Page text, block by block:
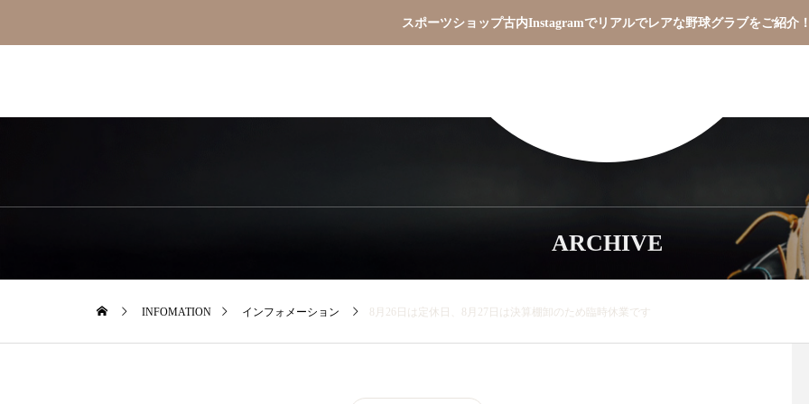
スポーツショップ古内Instagramでリアルでレアな野球グラブをご紹介
ARCHIVE
INFOMATION インフォメーション 8月26日は定休日、8月27日は決算棚卸のため臨時休業です